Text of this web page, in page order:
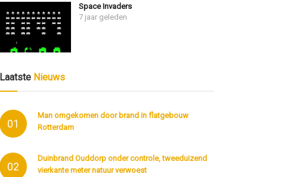
Space Invaders
7 jaar geleden
Laatste Nieuws
01
Man omgekomen door brand in flatgebouw
Rotterdam
02
Duinbrand Ouddorp onder controle, tweeduizend
vierkante meter natuur verwoest